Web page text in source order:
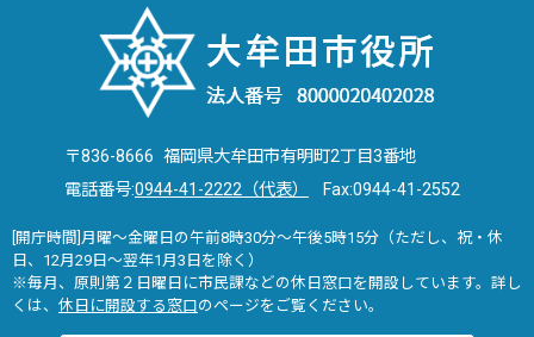
〒836-8666 福岡県大牟田市有明町2丁目3番地
電話番号:0944-41-2222（代表） Fax:0944-41-2552
[開庁時間]月曜～金曜日の午前8時30分～午後5時15分（ただし、祝・休
日、12月29日～翌年1月3日を除く）
※毎月、原則第２日曜日に市民課などの休日窓口を開設しています。詳し
くは、 休日に開設する窓口のページをご覧ください。